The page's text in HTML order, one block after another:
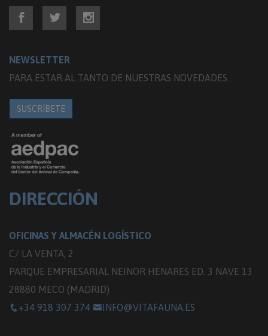
NEWSLETTER
PARA ESTAR AL TANTO DE NUESTRAS NOVEDADES
SUSCRÍBETE
DIRECCIÓN
OFICINAS Y ALMACÉN LOGÍSTICO
C/ LA VENTA, 2
PARQUE EMPRESARIAL NEINOR HENARES ED. 3 NAVE 13
28880 MECO (MADRID)
+34 918 307 374
INFO@VITAFAUNA.ES